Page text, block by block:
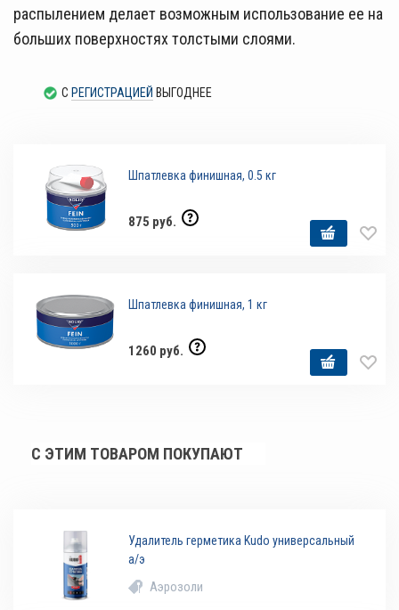
распылением делает возможным использование ее на
больших поверхностях толстыми слоями.
С РЕГИСТРАЦИЕЙ ВЫГОДНЕЕ
Шпатлевка финишная, 0.5 кг
875 руб.
Шпатлевка финишная, 1 кг
1260 руб.
С ЭТИМ ТОВАРОМ ПОКУПАЮТ
Удалитель герметика Kudo универсальный
а/э
Аэрозоли